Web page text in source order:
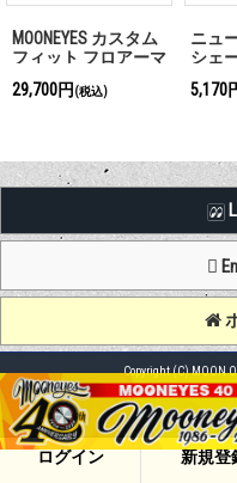
ログイン 新規登
MOONEYES カスタム
フィット フロアーマ
29,700円 (税込)
ニュ
シェ
5,170
Copyright (C) MOON